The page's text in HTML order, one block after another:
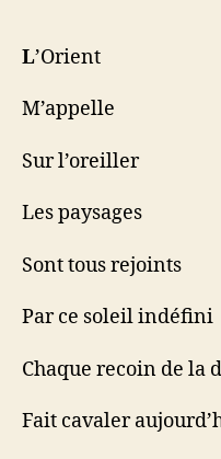
L’Orient
M’appelle
Sur l’oreiller
Les paysages
Sont tous rejoints
Par ce soleil indéfini
Chaque recoin de la
Fait cavaler